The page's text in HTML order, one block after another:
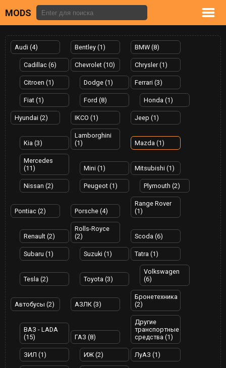
MODS
Audi (4) Bentley (1) BMW (8)
Cadillac (6) Chevrolet (10) Chrysler (1)
Citroen (1) Dodge (1) Ferrari (3)
Fiat (1) Ford (8) Honda (1)
Hyundai (2) IKCO (1) Jeep (1)
Kia (3)
Lamborghini
(1)
Mazda (1)
Mercedes
(11)
Mini (1) Mitsubishi (1)
Nissan (2) Peugeot (1) Plymouth (2)
Pontiac (2) Porsche (4)
Range Rover
(1)
Renault (2)
Rolls-Royce
(2)
Scoda (6)
Subaru (1) Suzuki (1) Tatra (1)
Tesla (2) Toyota (3)
Volkswagen
(6)
Автобусы (2) АЗЛК (3)
Бронетехника
(2)
ВАЗ - LADA
(15)
ГАЗ (8)
Другие
транспортные
средства (1)
ЗИЛ (1) ИЖ (2) ЛуАЗ (1)